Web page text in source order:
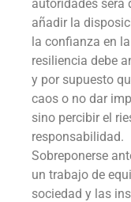
autoridades será
añadir la
la confianza en
resiliencia debe
y por supuesto
caos o no dar
sino percibir el
responsabilidad.
Sobreponerse
un trabajo de
sociedad y las